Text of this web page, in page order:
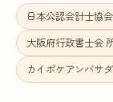
日本公認会計士協
大阪府行政書士会
カイポケアンバサ